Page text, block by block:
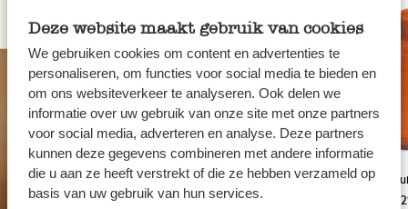
Deze website maakt gebruik van cookies
We gebruiken cookies om content en advertenties te
personaliseren, om functies voor social media te bieden en
om ons websiteverkeer te analyseren. Ook delen we
informatie over uw gebruik van onze site met onze partners
voor social media, adverteren en analyse. Deze partners
kunnen deze gegevens combineren met andere informatie
die u aan ze heeft verstrekt of die ze hebben verzameld op
basis van uw gebruik van hun services.
Ras el hanout, biologique, boîte
métallique, 45 g
Tajine, terre
personnes, Ø